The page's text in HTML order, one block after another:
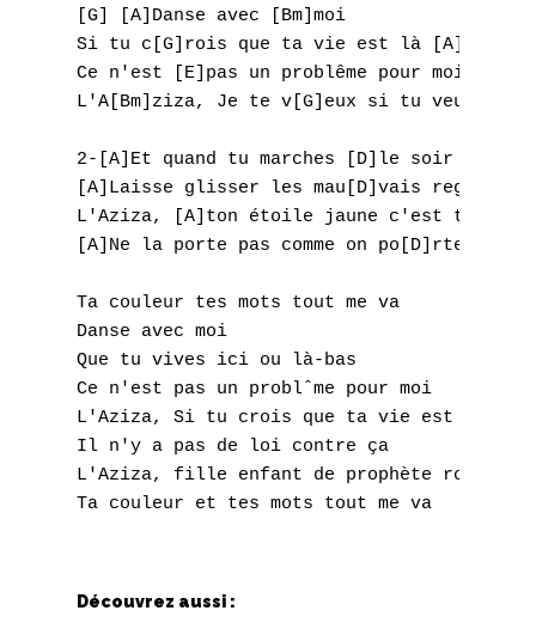
[G] [A]Danse avec [Bm]moi
Si tu c[G]rois que ta vie est là [A]
Ce n'est [E]pas un problême pour moi
L'A[Bm]ziza, Je te v[G]eux si tu veux de
2-[A]Et quand tu marches [D]le soir ne
[A]Laisse glisser les mau[D]vais regards
L'Aziza, [A]ton étoile jaune c'est t[D]a
[A]Ne la porte pas comme on po[D]rte
Ta couleur tes mots tout me va
Danse avec moi
Que tu vives ici ou là-bas
Ce n'est pas un problˆme pour moi
L'Aziza, Si tu crois que ta vie est là
Il n'y a pas de loi contre ça
L'Aziza, fille enfant de prophète roi
Découvrez aussi :
H
I
K
L
M
N
O
P
Q